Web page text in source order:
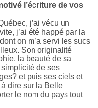
l’écriture de vos
j’ai vécu un
j’ai été happé par la
on m’a servi les sucs
Son originalité
la beauté de sa
simplicité de ses
et puis ses ciels et
dire sur la Belle
le nom du pays tout